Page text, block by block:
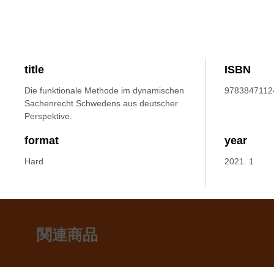
title
Die funktionale Methode im dynamischen
Sachenrecht Schwedens aus deutscher
Perspektive.
ISBN
format
Hard
year
2021. 1
関連商品